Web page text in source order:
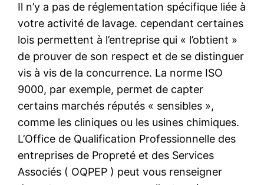
Il n’y a pas de réglementation spécifique liée à
votre activité de lavage. cependant certaines
lois permettent à l’entreprise qui « l’obtient »
de prouver de son respect et de se distinguer
vis à vis de la concurrence. La norme ISO
9000, par exemple, permet de capter
certains marchés réputés « sensibles »,
comme les cliniques ou les usines chimiques.
L’Office de Qualification Professionnelle des
entreprises de Propreté et des Services
Associés ( OQPEP ) peut vous renseigner